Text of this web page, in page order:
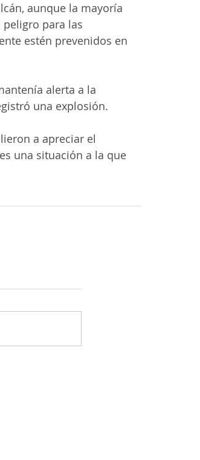
aunque la mayoría
para las
estén prevenidos en
alerta a la
una explosión.
a apreciar el
una situación a la que